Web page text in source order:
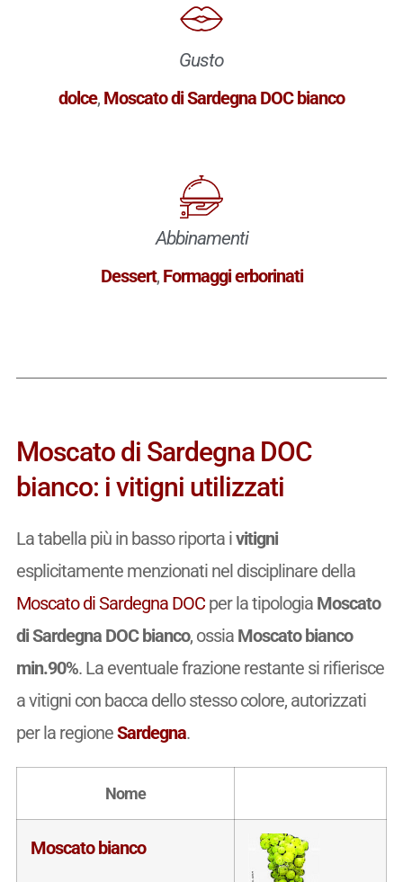
Gusto
dolce, Moscato di Sardegna DOC bianco
Abbinamenti
Dessert, Formaggi erborinati
Moscato di Sardegna DOC
bianco: i vitigni utilizzati
La tabella più in basso riporta ivitigni
esplicitamente menzionati nel disciplinare della
Moscato di Sardegna DOCper la tipologia Moscato
di Sardegna DOC bianco, ossia Moscato bianco
min.90%. La eventuale frazione restante si rifierisce
a vitigni con bacca dello stesso colore, autorizzati
per la regioneSardegna.
Nome
Moscato bianco